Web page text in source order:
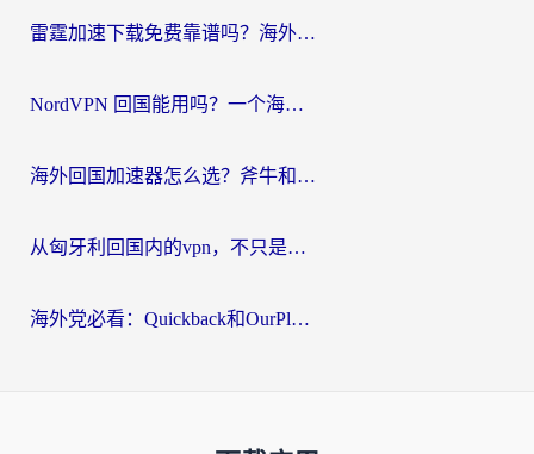
雷霆加速下载免费靠谱吗？海外党选回国加速器的避坑指南（附热门工具对比）
NordVPN 回国能用吗？一个海外用户必须面对的真实困境
海外回国加速器怎么选？斧牛和海龟哪个好？一篇帮你避开坑的实用指南
从匈牙利回国内的vpn，不只是为了刷剧那么简单
海外党必看：Quickback和OurPlay好用吗？3分钟选对回国加速器，无缝刷剧玩游戏